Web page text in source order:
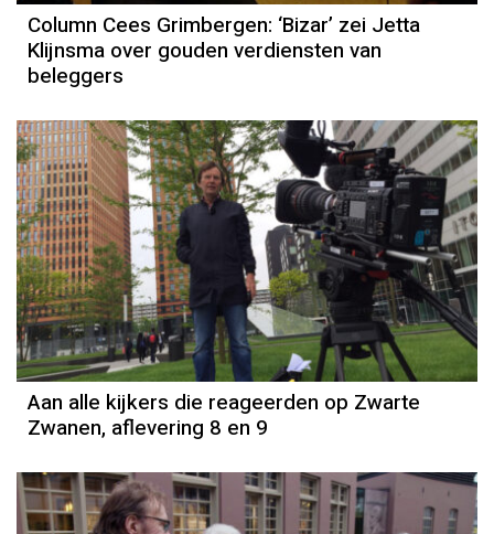
Column Cees Grimbergen: ‘Bizar’ zei Jetta
Klijnsma over gouden verdiensten van
beleggers
Aan alle kijkers die reageerden op Zwarte
Zwanen, aflevering 8 en 9